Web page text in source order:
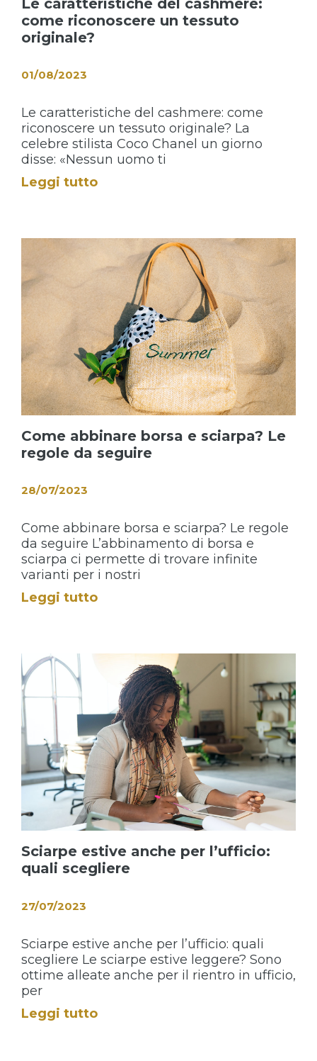
come riconoscere un tessuto
originale?
01/08/2023
Le caratteristiche del cashmere: come
riconoscere un tessuto originale? La
celebre stilista Coco Chanel un giorno
disse: «Nessun uomo ti
Leggi tutto
Come abbinare borsa e sciarpa? Le
regole da seguire
28/07/2023
Come abbinare borsa e sciarpa? Le regole
da seguire L’abbinamento di borsa e
sciarpa ci permette di trovare infinite
varianti per i nostri
Leggi tutto
Sciarpe estive anche per l’ufficio:
quali scegliere
27/07/2023
Sciarpe estive anche per l’ufficio: quali
scegliere Le sciarpe estive leggere? Sono
ottime alleate anche per il rientro in ufficio,
per
Leggi tutto